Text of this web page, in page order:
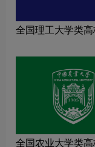
全国理工大学类高
全国农业大学类高